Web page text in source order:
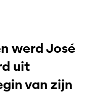
werd José
uit
van zijn